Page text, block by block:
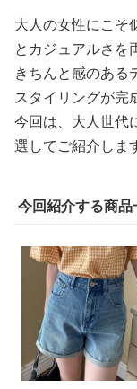
大人の女性にこそ
とカジュアルさを
きちんと感のある
スタイリングが完
今回は、大人世代
選してご紹介しま
今回紹介する商品